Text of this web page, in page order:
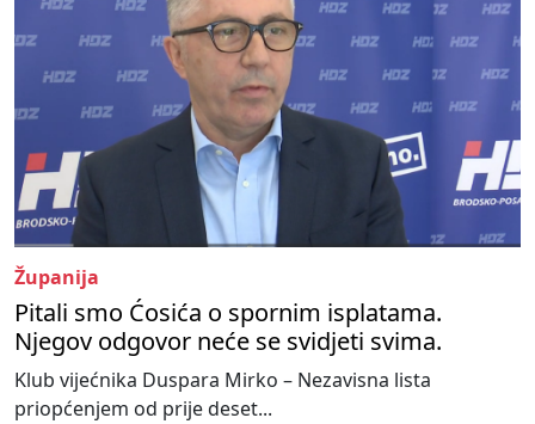
Županija
Pitali smo Ćosića o spornim isplatama.
Njegov odgovor neće se svidjeti svima.
Klub vijećnika Duspara Mirko – Nezavisna lista
priopćenjem od prije deset...